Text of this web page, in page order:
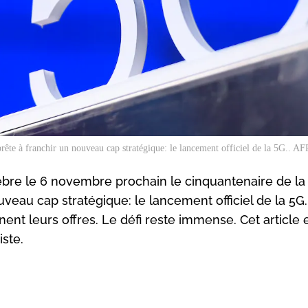
à franchir un nouveau cap stratégique: le lancement officiel de la 5G..
le 6 novembre prochain le cinquantenaire de
cap stratégique: le lancement officiel de la
leurs offres. Le défi reste immense. Cet article